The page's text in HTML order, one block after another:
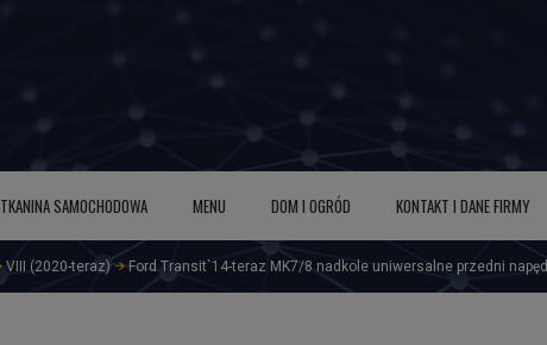
TKANINA SAMOCHODOWA MENU DOM I OGRÓD KONTAKT I DANE FIRMY
VIII (2020-teraz) Ford Transit`14-teraz MK7/8 nadkole uniwersalne przedni napęd